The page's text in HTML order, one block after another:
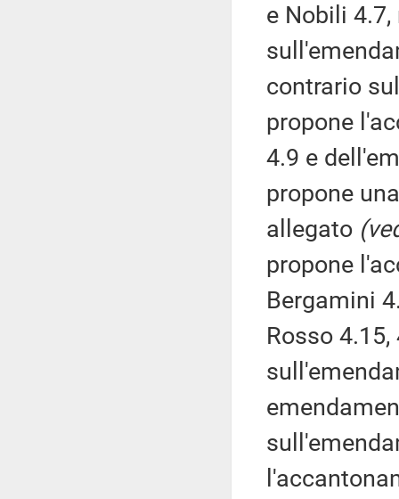
e Nobili
contrario
propone
4.9 e
propone
allegato
propone
Bergamini
Rosso